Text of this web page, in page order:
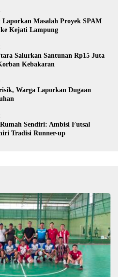
Laporkan Masalah Proyek SPAM
Kejati Lampung
Salurkan Santunan Rp15 Juta
Kebakaran
Warga Laporkan Dugaan
Sendiri: Ambisi Futsal
Tradisi Runner-up